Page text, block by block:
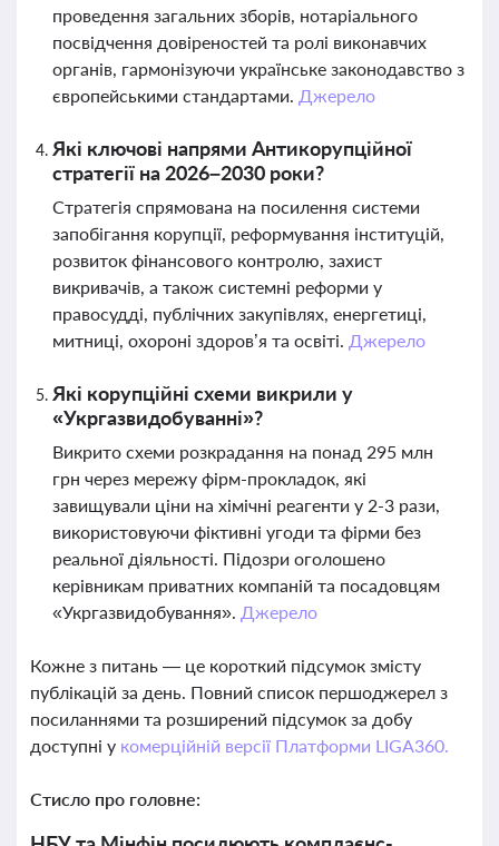
проведення загальних зборів, нотаріального
посвідчення довіреностей та ролі виконавчих
органів, гармонізуючи українське законодавство з
європейськими стандартами. Джерело
Які ключові напрями Антикорупційної
стратегії на 2026–2030 роки?
Стратегія спрямована на посилення системи
запобігання корупції, реформування інституцій,
розвиток фінансового контролю, захист
викривачів, а також системні реформи у
правосудді, публічних закупівлях, енергетиці,
митниці, охороні здоров’я та освіті. Джерело
Які корупційні схеми викрили у
«Укргазвидобуванні»?
Викрито схеми розкрадання на понад 295 млн
грн через мережу фірм-прокладок, які
завищували ціни на хімічні реагенти у 2-3 рази,
використовуючи фіктивні угоди та фірми без
реальної діяльності. Підозри оголошено
керівникам приватних компаній та посадовцям
«Укргазвидобування». Джерело
Кожне з питань — це короткий підсумок змісту
публікацій за день. Повний список першоджерел з
посиланнями та розширений підсумок за добу
доступні у комерційній версії Платформи LIGA360.
Стисло про головне: